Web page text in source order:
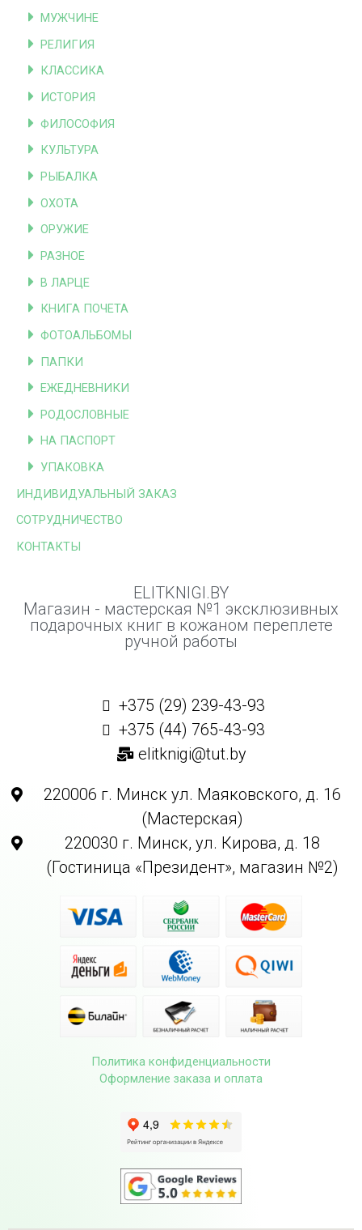
МУЖЧИНЕ
РЕЛИГИЯ
КЛАССИКА
ИСТОРИЯ
ФИЛОСОФИЯ
КУЛЬТУРА
РЫБАЛКА
ОХОТА
ОРУЖИЕ
РАЗНОЕ
В ЛАРЦЕ
КНИГА ПОЧЕТА
ФОТОАЛЬБОМЫ
ПАПКИ
ЕЖЕДНЕВНИКИ
РОДОСЛОВНЫЕ
НА ПАСПОРТ
УПАКОВКА
ИНДИВИДУАЛЬНЫЙ ЗАКАЗ
СОТРУДНИЧЕСТВО
КОНТАКТЫ
ELITKNIGI.BY
Магазин - мастерская №1 эксклюзивных
подарочных книг в кожаном переплете
ручной работы
+375 (29) 239-43-93
+375 (44) 765-43-93
elitknigi@tut.by
220006 г. Минск ул. Маяковского, д. 16
(Мастерская)
220030 г. Минск, ул. Кирова, д. 18
(Гостиница «Президент», магазин №2)
Политика конфиденциальности
Оформление заказа и оплата